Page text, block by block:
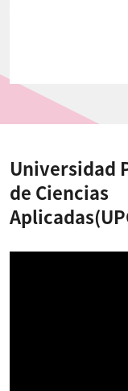
Universidad
de Ciencias